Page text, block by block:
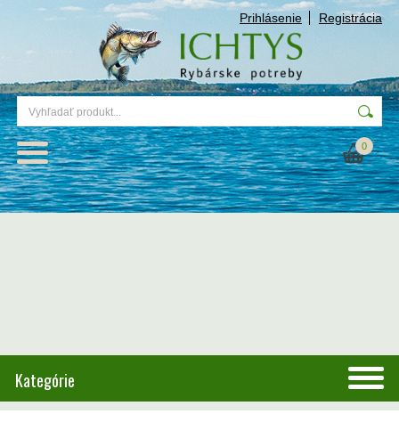
Prihlásenie Registrácia
0
Kategórie